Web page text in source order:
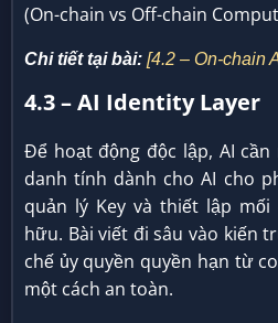
(On-chain vs Off-chain
Chi tiết tại bài: [4.2 – On-chain
4.3 – AI Identity Layer
Để hoạt động độc lập, AI cần
danh tính dành cho AI cho
quản lý Key và thiết lập
hữu. Bài viết đi sâu vào kiến
chế ủy quyền quyền hạn từ
một cách an toàn.